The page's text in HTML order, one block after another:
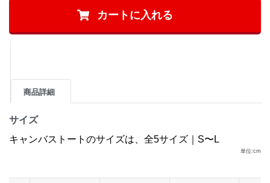
カートに入れる
商品詳細
サイズ
キャンバストートのサイズは、全5サイズ｜S〜L
単位:cm